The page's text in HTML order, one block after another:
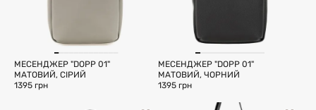
МЕСЕНДЖЕР "DOPP 01"
МАТОВИЙ, СІРИЙ
1395 грн
МЕСЕНДЖЕР "DOPP 01"
МАТОВИЙ, ЧОРНИЙ
1395 грн